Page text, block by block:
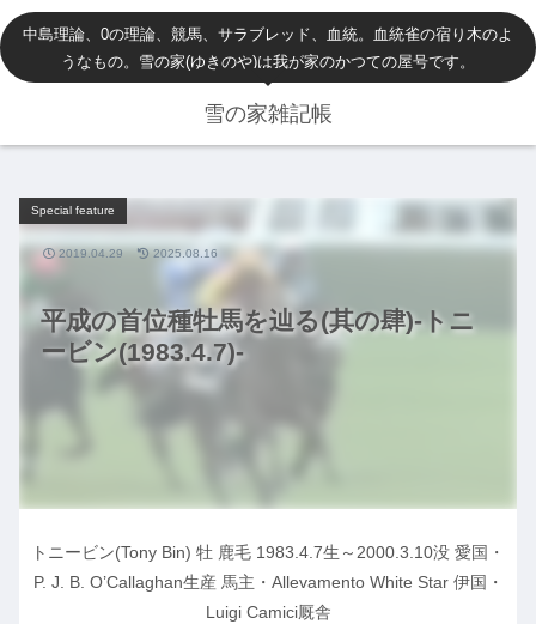
中島理論、0の理論、競馬、サラブレッド、血統。血統雀の宿り木のよ
うなもの。雪の家(ゆきのや)は我が家のかつての屋号です。
雪の家雑記帳
平成の首位種牡馬を辿る(其の肆)-トニ
ービン(1983.4.7)-
Special feature
2019.04.29 2025.08.16
トニービン(Tony Bin) 牡 鹿毛 1983.4.7生～2000.3.10没 愛国・
P. J. B. O’Callaghan生産 馬主・Allevamento White Star 伊国・
Luigi Camici厩舎